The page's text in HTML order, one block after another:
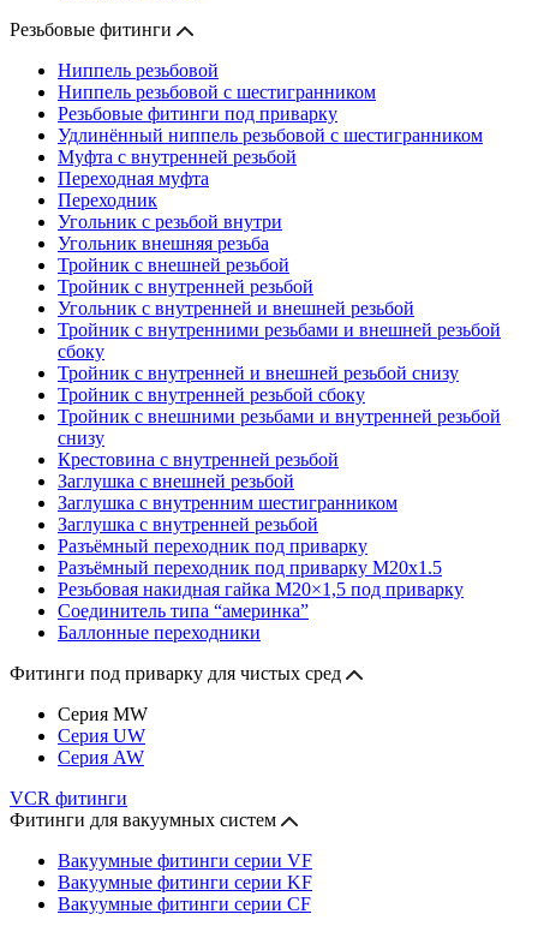
Резьбовые фитинги
Ниппель резьбовой
Ниппель резьбовой с шестигранником
Резьбовые фитинги под приварку
Удлинённый ниппель резьбовой с шестигранником
Муфта с внутренней резьбой
Переходная муфта
Переходник
Угольник с резьбой внутри
Угольник внешняя резьба
Тройник с внешней резьбой
Тройник с внутренней резьбой
Угольник с внутренней и внешней резьбой
Тройник с внутренними резьбами и внешней резьбой
сбоку
Тройник с внутренней и внешней резьбой снизу
Тройник с внутренней резьбой сбоку
Тройник с внешними резьбами и внутренней резьбой
снизу
Крестовина с внутренней резьбой
Заглушка с внешней резьбой
Заглушка с внутренним шестигранником
Заглушка с внутренней резьбой
Разъёмный переходник под приварку
Разъёмный переходник под приварку М20х1.5
Резьбовая накидная гайка M20×1,5 под приварку
Соединитель типа “америнка”
Баллонные переходники
Фитинги под приварку для чистых сред
Серия MW
Серия UW
Серия AW
VCR фитинги
Фитинги для вакуумных систем
Вакуумные фитинги серии VF
Вакуумные фитинги серии KF
Вакуумные фитинги серии CF